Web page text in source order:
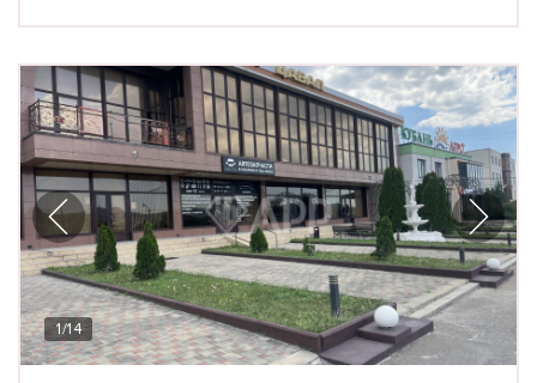
1/14